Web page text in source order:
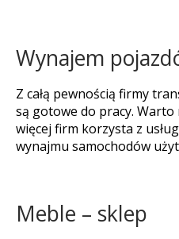
Wynajem
Z całą pewnością firmy
są gotowe do pracy.
więcej firm korzysta z
wynajmu samochodów
Meble – sklep